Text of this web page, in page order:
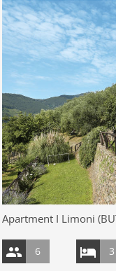
Apartment I Limoni
6 3